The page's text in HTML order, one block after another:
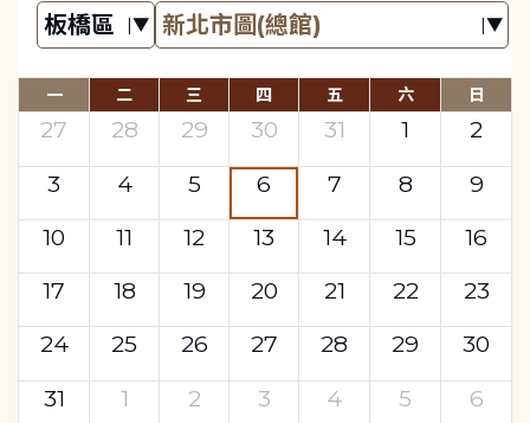
一 二 三 四 五 六 日
27 28 29 30 31 1
2
3
4 5 6 7 8
9
10
11 12 13 14 15
16
17
18 19 20 21 22
23
24
25 26 27 28 29
30
31
1 2 3 4 5 6